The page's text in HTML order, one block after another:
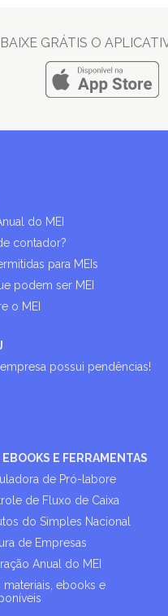
BAIXE GRÁTIS O
do MEI
contador?
para MEIs
podem ser MEI
o MEI
possui pendências!
E FERRAMENTAS
de Pró-labore
de Fluxo de Caixa
do Simples Nacional
de Empresas
Anual do MEI
ebooks e